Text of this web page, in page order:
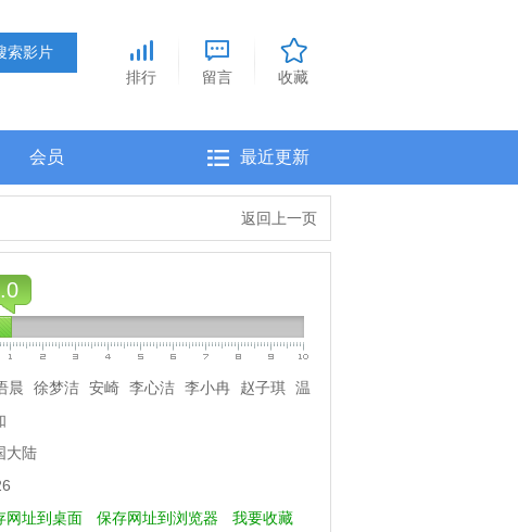
排行 留言 收藏
会员 最近更新
返回上一页
晨 徐梦洁 安崎 李心洁 李小冉 赵子琪 温
雯
大陆
网址到桌面 保存网址到浏览器
我要收藏